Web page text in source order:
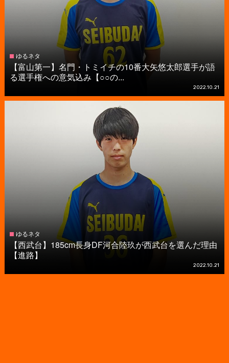
ゆるネタ
【富山第一】名門・トミイチの10番大矢悠太郎選手が語
る選手権への意気込み【○○の...
2022.10.21
ゆるネタ
【西武台】185cm長身DF河合陸玖が西武台を選んだ理由
【進路】
2022.10.21